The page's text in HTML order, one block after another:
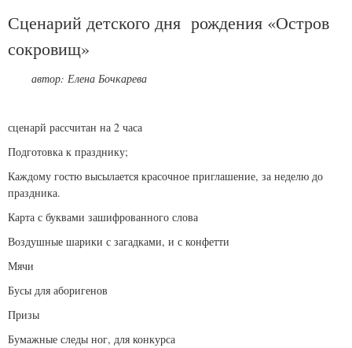
Сценарий детского дня рождения «Остров
сокровищ»
автор: Елена Бочкарева
сценарй рассчитан на 2 часа
Подготовка к празднику;
Каждому гостю высылается красочное приглашение, за неделю до
праздника.
Карта с буквами зашифрованного слова
Воздушные шарики с загадками, и с конфетти
Мячи
Бусы для аборигенов
Призы
Бумажные следы ног, для конкурса